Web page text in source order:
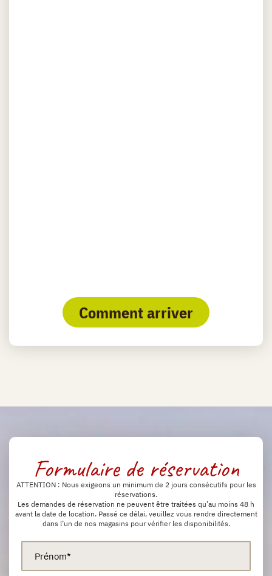
Comment arriver
Formulaire de réservation
ATTENTION : Nous exigeons un minimum de 2 jours consécutifs pour les
réservations.
Les demandes de réservation ne peuvent être traitées qu’au moins 48 h
avant la date de location. Passé ce délai, veuillez vous rendre directement
dans l’un de nos magasins pour vérifier les disponibilités.